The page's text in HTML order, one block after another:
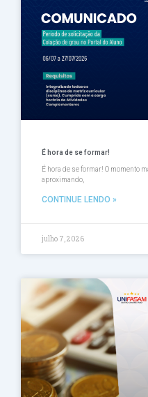
É hora de se formar!
É hora de se formar! O momento
aproximando,
CONTINUE LENDO »
julho 7, 2026